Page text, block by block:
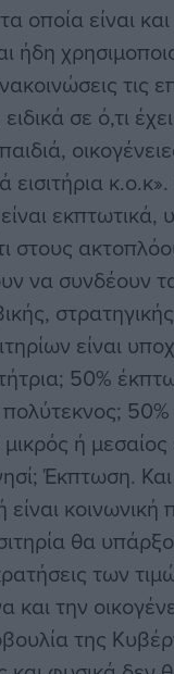
οποία είναι
ήδη
τις
σε ό,τι
εισιτήρια
στους
να συνδέουν
είναι
50%
ή μεσαίος
Έκπτωση.
κοινωνική
θα
των
και την
της